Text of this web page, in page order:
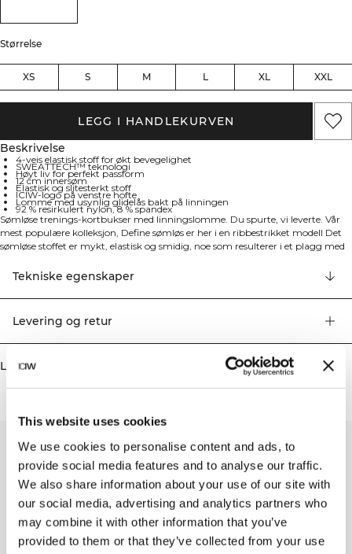
This website uses cookies
We use cookies to personalise content and ads, to
provide social media features and to analyse our traffic.
We also share information about your use of our site with
our social media, advertising and analytics partners who
may combine it with other information that you’ve
provided to them or that they’ve collected from your use
Størrelse
XS S M L XL XXL
LEGG I HANDLEKURVEN
Beskrivelse
4-veis elastisk stoff for økt bevegelighet
SWEATTECH™ teknologi
Høyt liv for perfekt passform
12 cm innersøm
Elastisk og slitesterkt stoff
ICIW-logo på venstre hofte
Lomme med usynlig glidelås bakt på linningen
92 % resirkulert nylon, 8 % spandex
Sømløse trenings-kortbukser med linningslomme. Du spurte, vi leverte. Vår
mest populære kolleksjon, Define sømløs er her i en ribbestrikket modell Det
sømløse stoffet er mykt, elastisk og smidig, noe som resulterer i et plagg med
farger gjør Define Sømløs til treningsklær til mange forskjellige typer trening.
92 % resirkulert nylon, 8 % elastan
Tekniske egenskaper
Levering og retur
Lignende produkter